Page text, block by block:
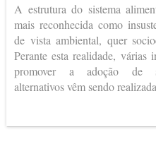
A estrutura do sistema
mais reconhecida como
de vista ambiental, quer
Perante esta realidade, várias
promover a adoção de
alternativos vêm sendo